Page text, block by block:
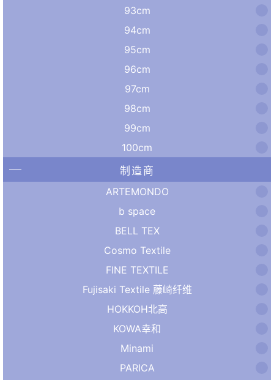
93cm
94cm
95cm
96cm
97cm
98cm
99cm
100cm
制造商
ARTEMONDO
b space
BELL TEX
Cosmo Textile
FINE TEXTILE
Fujisaki Textile 藤崎纤维
HOKKOH北高
KOWA幸和
Minami
PARICA